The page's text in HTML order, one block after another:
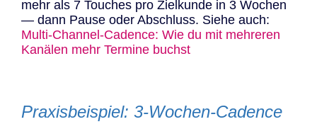
mehr als 7 Touches pro Zielkunde in 3 Wochen
— dann Pause oder Abschluss. Siehe auch:
Multi-Channel-Cadence: Wie du mit mehreren
Kanälen mehr Termine buchst
Praxisbeispiel: 3-Wochen-Cadence